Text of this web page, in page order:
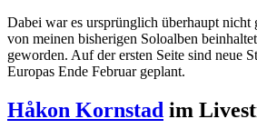
Dabei war es ursprünglich überhaupt
von meinen bisherigen Soloalben
geworden. Auf der ersten Seite sind neue
Europas Ende Februar geplant.
Håkon Kornstad im